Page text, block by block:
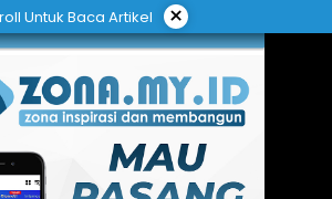
Untuk Baca Artikel ×